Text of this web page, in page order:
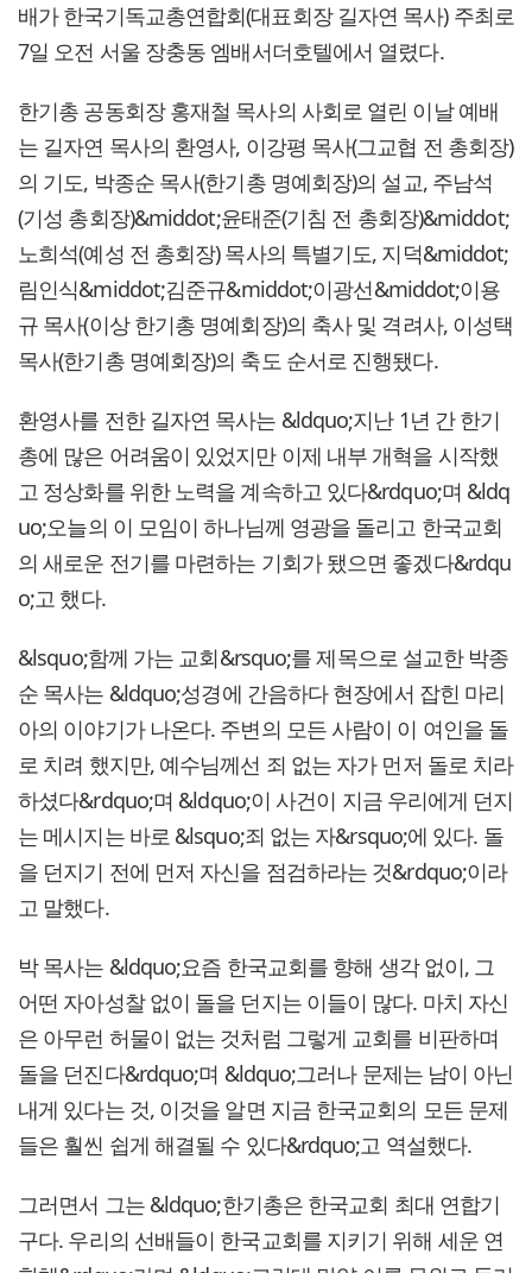
배가 한국기독교총연합회(대표회장 길자연 목사) 주최로
7일 오전 서울 장충동 엠배서더호텔에서 열렸다.
한기총 공동회장 홍재철 목사의 사회로 열린 이날 예배
는 길자연 목사의 환영사, 이강평 목사(그교협 전 총회장)
의 기도, 박종순 목사(한기총 명예회장)의 설교, 주남석
(기성 총회장)&middot;윤태준(기침 전 총회장)&middot;
노희석(예성 전 총회장) 목사의 특별기도, 지덕&middot;
림인식&middot;김준규&middot;이광선&middot;이용
규 목사(이상 한기총 명예회장)의 축사 및 격려사, 이성택
목사(한기총 명예회장)의 축도 순서로 진행됐다.
환영사를 전한 길자연 목사는 &ldquo;지난 1년 간 한기
총에 많은 어려움이 있었지만 이제 내부 개혁을 시작했
고 정상화를 위한 노력을 계속하고 있다&rdquo;며 &ldq
uo;오늘의 이 모임이 하나님께 영광을 돌리고 한국교회
의 새로운 전기를 마련하는 기회가 됐으면 좋겠다&rdqu
o;고 했다.
&lsquo;함께 가는 교회&rsquo;를 제목으로 설교한 박종
순 목사는 &ldquo;성경에 간음하다 현장에서 잡힌 마리
아의 이야기가 나온다. 주변의 모든 사람이 이 여인을 돌
로 치려 했지만, 예수님께선 죄 없는 자가 먼저 돌로 치라
하셨다&rdquo;며 &ldquo;이 사건이 지금 우리에게 던지
는 메시지는 바로 &lsquo;죄 없는 자&rsquo;에 있다. 돌
을 던지기 전에 먼저 자신을 점검하라는 것&rdquo;이라
고 말했다.
박 목사는 &ldquo;요즘 한국교회를 향해 생각 없이, 그
어떤 자아성찰 없이 돌을 던지는 이들이 많다. 마치 자신
은 아무런 허물이 없는 것처럼 그렇게 교회를 비판하며
돌을 던진다&rdquo;며 &ldquo;그러나 문제는 남이 아닌
내게 있다는 것, 이것을 알면 지금 한국교회의 모든 문제
들은 훨씬 쉽게 해결될 수 있다&rdquo;고 역설했다.
그러면서 그는 &ldquo;한기총은 한국교회 최대 연합기
구다. 우리의 선배들이 한국교회를 지키기 위해 세운 연